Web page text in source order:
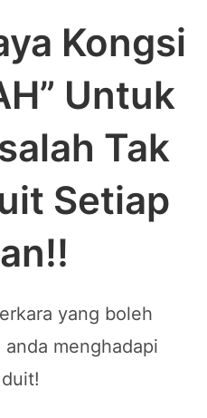
Kongsi
Untuk
Tak
Setiap
yang boleh
menghadapi